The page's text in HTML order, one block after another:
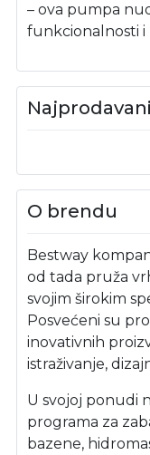
– ova pumpa
funkcionalnosti i
O brendu
Bestway
od tada pruža
svojim širokim
Posvećeni su
inovativnih
istraživanje,
U svojoj ponudi
programa za
bazene,